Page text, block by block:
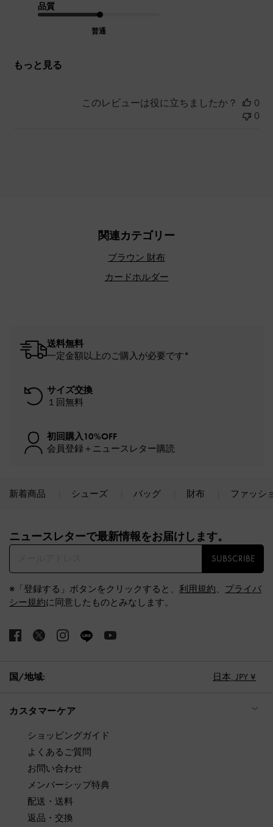
品質
普通
もっと見る
このレビューは役に立ちましたか？
0
0
関連カテゴリー
ブラウン 財布
カードホルダー
送料無料
一定金額以上のご購入が必要です*
サイズ交換
１回無料
初回購入10%OFF
会員登録＋ニュースレター購読
新着商品 シューズ バッグ 財布 ファッシ
ニュースレターで最新情報をお届けします。​
SUBSCRIBE
※「登録する」ボタンをクリックすると、 利用規約、 プライバ
シー規約に同意したものとみなします。
国/地域: 日本, JPY ¥
カスタマーケア
ショッピングガイド
よくあるご質問
お問い合わせ
メンバーシップ特典
配送・送料
返品・交換